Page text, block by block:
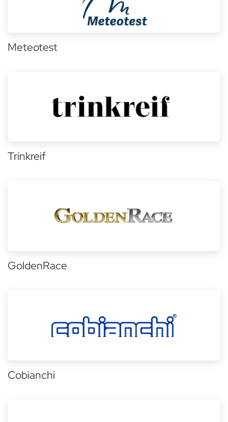
Meteotest
Trinkreif
GoldenRace
Cobianchi